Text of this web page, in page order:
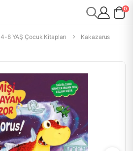
0
4-8 YAŞ Çocuk Kitapları Kakazarus